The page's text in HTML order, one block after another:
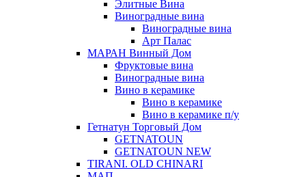
Элитные Вина
Виноградные вина
Виноградные вина
Арт Палас
МАРАН Винный Дом
Фруктовые вина
Виноградные вина
Вино в керамике
Вино в керамике
Вино в керамике п/у
Гетнатун Торговый Дом
GETNATOUN
GETNATOUN NEW
TIRANI. OLD CHINARI